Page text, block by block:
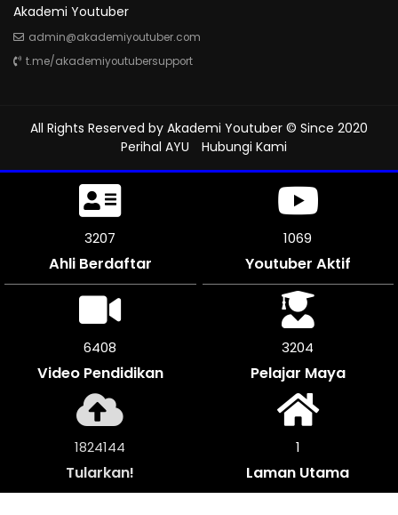
Akademi Youtuber
admin@akademiyoutuber.com
t.me/akademiyoutubersupport
All Rights Reserved by Akademi Youtuber © Since 2020
Perihal AYU
Hubungi Kami
3531
Ahli Berdaftar
1177
Youtuber Aktif
7056
Video Pendidikan
3528
Pelajar Maya
2008608
Tularkan!
1
Laman Utama